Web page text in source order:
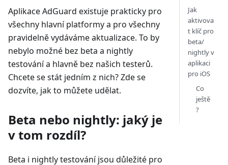
Aplikace AdGuard existuje prakticky pro
všechny hlavní platformy a pro všechny
pravidelně vydáváme aktualizace. To by
nebylo možné bez beta a nightly
testování a hlavně bez našich testerů.
Chcete se stát jedním z nich? Zde se
dozvíte, jak to můžete udělat.
Beta nebo nightly: jaký je
v tom rozdíl?
Beta i nightly testování jsou důležité pro
Jak
aktivova
t klíč pro
beta/
nightly v
aplikaci
pro iOS
Co
ještě
?